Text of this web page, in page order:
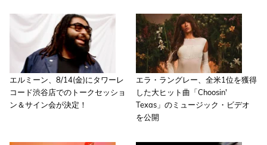
エルミーン、8/14(金)にタワーレ
コード渋谷店でのトークセッショ
ン＆サイン会が決定！
エラ・ラングレー、全米1位を獲得
した大ヒット曲「Choosin'
Texas」のミュージック・ビデオ
を公開